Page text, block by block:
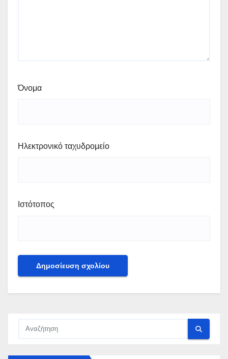
Όνομα
Ηλεκτρονικό ταχυδρομείο
Ιστότοπος